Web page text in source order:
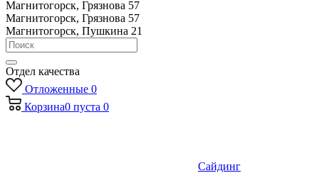
Магнитогорск, Грязнова 57
Магнитогорск, Грязнова 57
Магнитогорск, Пушкина 21
Отдел качества
Отложенные 0
Корзина0 пуста 0
Сайдинг